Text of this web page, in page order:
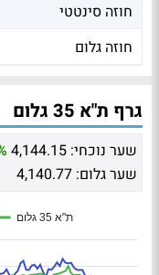
חוזה סינטטי
חוזה גלום
גרף ת"א 35 גלום
שער נוכחי: 4,144.15
שער גלום: 4,140.77